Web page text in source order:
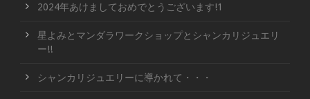
2024年あけましておめでとうございます!1
星よみとマンダラワークショップとシャンカリジュエリ
ー!!
シャンカリジュエリーに導かれて・・・